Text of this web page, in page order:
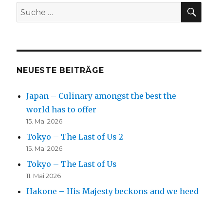
Suche
nach:
NEUESTE BEITRÄGE
Japan – Culinary amongst the best the
world has to offer
15. Mai 2026
Tokyo – The Last of Us 2
15. Mai 2026
Tokyo – The Last of Us
11. Mai 2026
Hakone – His Majesty beckons and we heed